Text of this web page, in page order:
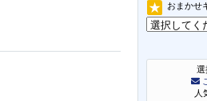
おまかせ
選
人